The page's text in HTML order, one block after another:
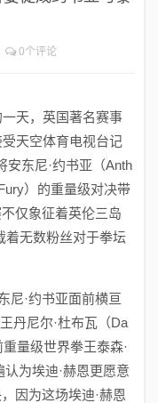
0个评论
天，英国著名赛事
天空体育电视台记
安东尼·约书亚（Anth
）的重量级对决带
仅象征着英伦三岛
着无数粉丝对于拳坛
尼·约书亚面前横亘
丹尼尔·杜布瓦（Da
量级世界拳王泰森·
为埃迪·赫恩更愿意
因为这场埃迪·赫恩